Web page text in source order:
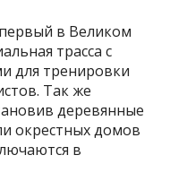
в Великом
трасса с
для тренировки
Так же
деревянные
окрестных домов
в